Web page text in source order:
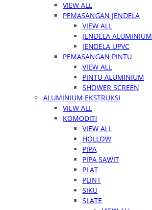
VIEW ALL
PEMASANGAN JENDELA
VIEW ALL
JENDELA ALUMINIUM
JENDELA UPVC
PEMASANGAN PINTU
VIEW ALL
PINTU ALUMINIUM
SHOWER SCREEN
ALUMINIUM EKSTRUKSI
VIEW ALL
KOMODITI
VIEW ALL
HOLLOW
PIPA
PIPA SAWIT
PLAT
PLINT
SIKU
SLATE